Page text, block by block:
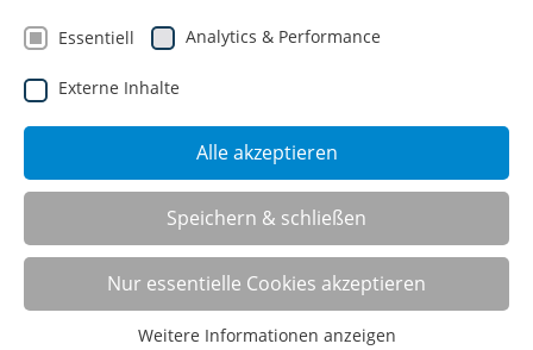
SHOP
Mobile Computer- Mess- und
Prüfplätze
Essentiell Analytics & Performance
Externe Inhalte
Alle akzeptieren
Speichern & schließen
Nur essentielle Cookies akzeptieren
Weitere Informationen anzeigen